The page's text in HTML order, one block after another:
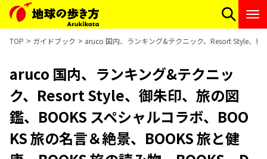
TOP ガイドブック aruco 国内、ランキング&テクニック、Resort Style、御
aruco 国内、ランキング&テクニッ
ク、Resort Style、御朱印、旅の図
鑑、BOOKS スペシャルコラボ、BOO
KS 旅の名言＆絶景、BOOKS 旅と健